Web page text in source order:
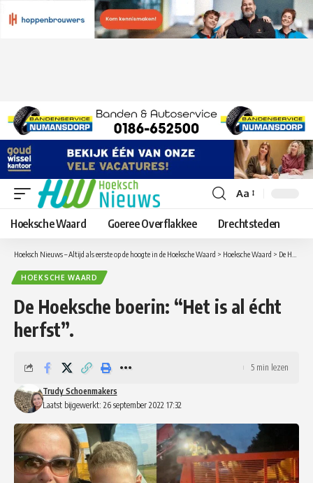
Lettergrootte
aanpassen
Aa
Hoeksche Waard Goeree Overflakkee Drechtsteden
Hoeksch Nieuws – Altijd als eerste op de hoogte in de Hoeksche Waard > Hoeksche Waard > De Hoeksche boerin: “Het is al écht herfst”.
HOEKSCHE WAARD
De Hoeksche boerin: “Het is al écht
herfst”.
Laatst bijgewerkt: 26 september 2022 17:32
Trudy Schoenmakers
5 min lezen